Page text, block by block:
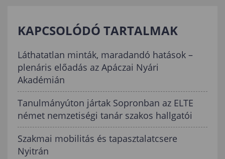
KAPCSOLÓDÓ TARTALMAK
Láthatatlan minták, maradandó hatások –
plenáris előadás az Apáczai Nyári
Akadémián
Tanulmányúton jártak Sopronban az ELTE
német nemzetiségi tanár szakos hallgatói
Szakmai mobilitás és tapasztalatcsere
Nyitrán